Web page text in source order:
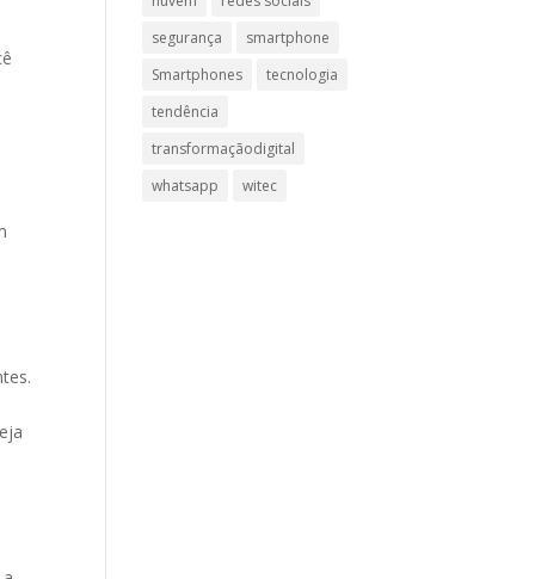
segurança
smartphone
Smartphones
tecnologia
tendência
transformaçãodigital
whatsapp
witec